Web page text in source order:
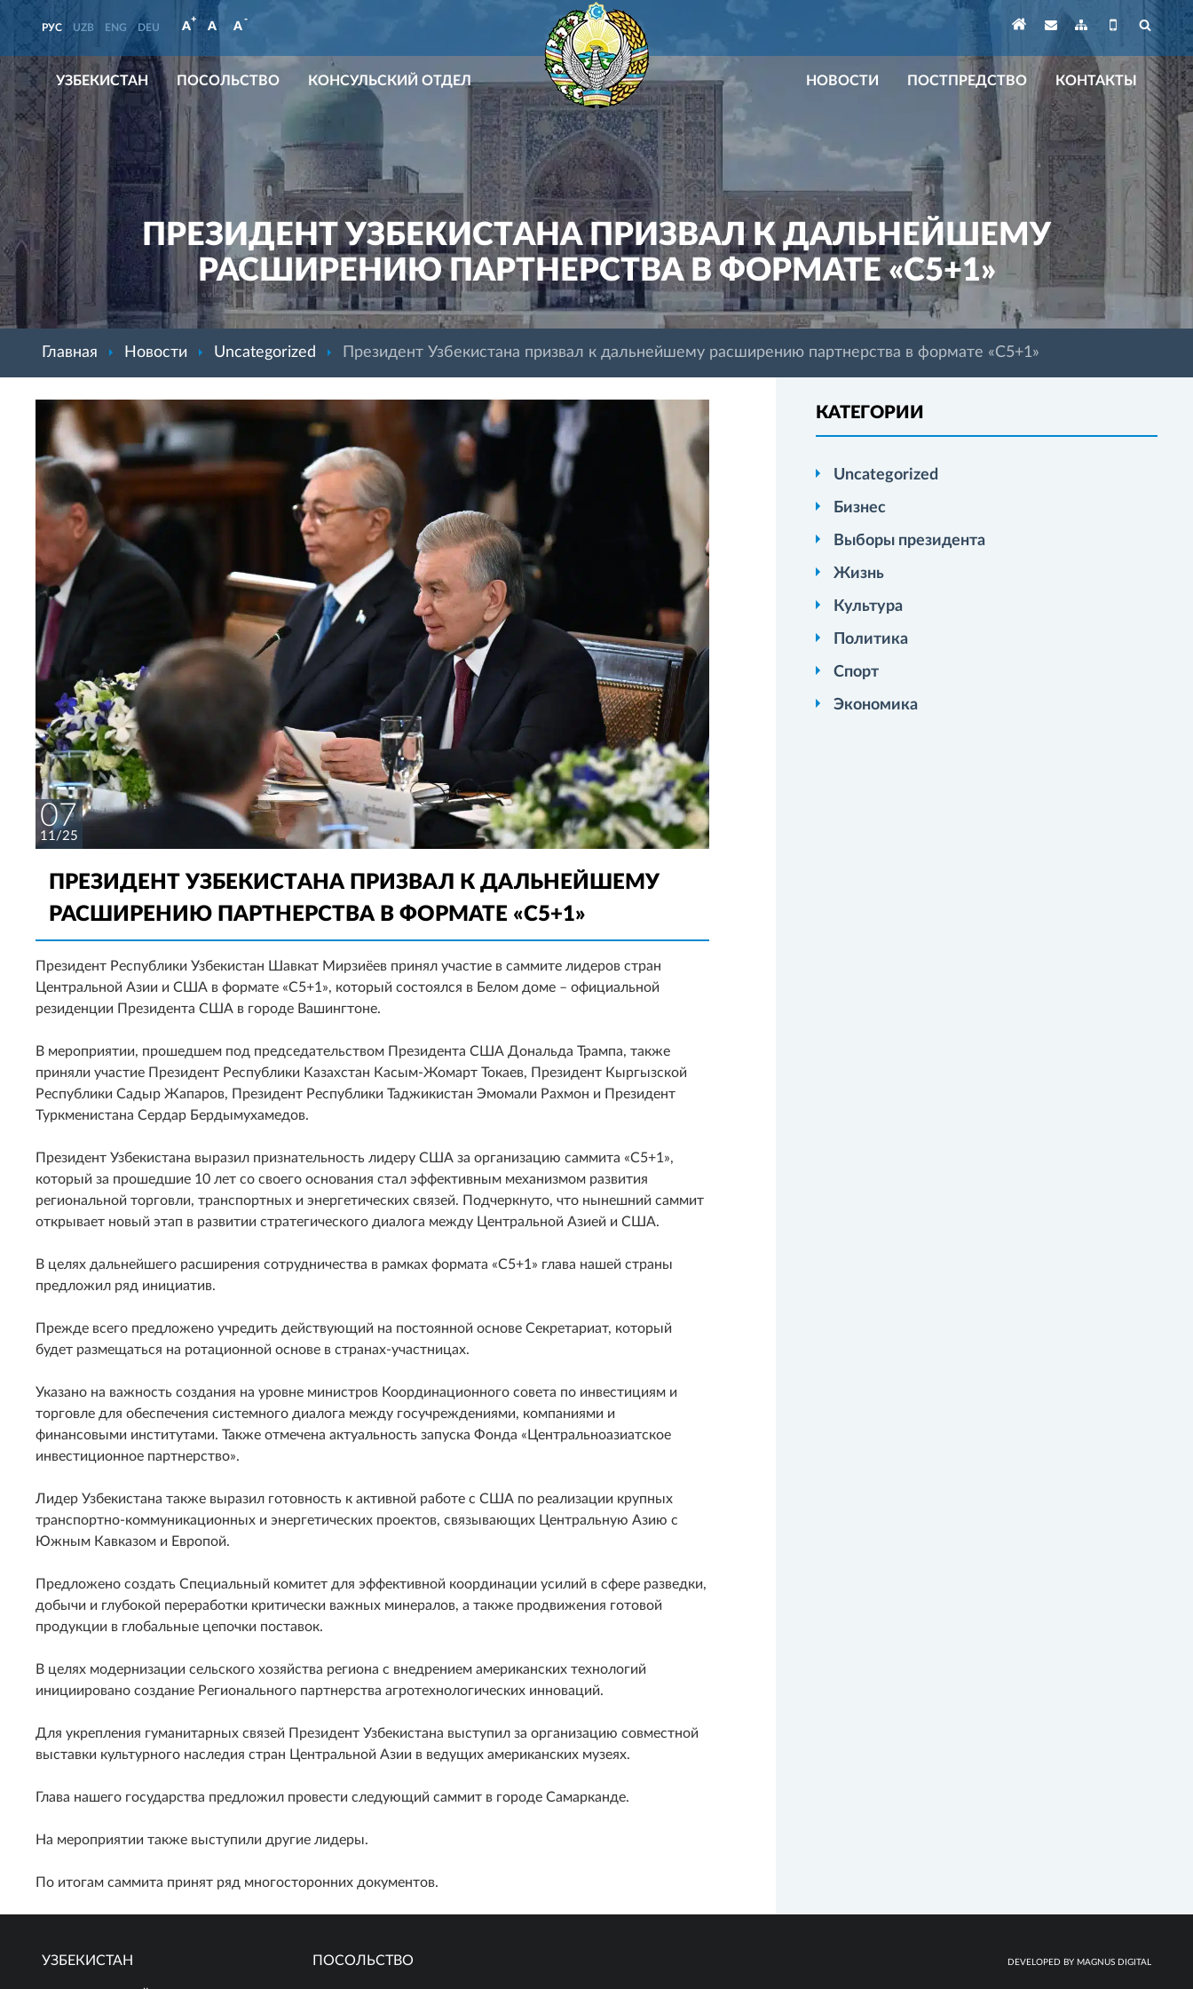
РУС UZB ENG DEU A
+
A A
-
УЗБЕКИСТАН ПОСОЛЬСТВО КОНСУЛЬСКИЙ ОТДЕЛ НОВОСТИ ПОСТПРЕДСТВО КОНТАКТЫ
ПРЕЗИДЕНТ УЗБЕКИСТАНА ПРИЗВАЛ К ДАЛЬНЕЙШЕМУ
РАСШИРЕНИЮ ПАРТНЕРСТВА В ФОРМАТЕ «С5+1»
Главная Новости Uncategorized Президент Узбекистана призвал к дальнейшему расширению партнерства в формате «С5+1»
07
11/25
ПРЕЗИДЕНТ УЗБЕКИСТАНА ПРИЗВАЛ К ДАЛЬНЕЙШЕМУ
РАСШИРЕНИЮ ПАРТНЕРСТВА В ФОРМАТЕ «С5+1»
Президент Республики Узбекистан Шавкат Мирзиёев принял участие в саммите лидеров стран
Центральной Азии и США в формате «C5+1», который состоялся в Белом доме – официальной
резиденции Президента США в городе Вашингтоне.
В мероприятии, прошедшем под председательством Президента США Дональда Трампа, также
приняли участие Президент Республики Казахстан Касым-Жомарт Токаев, Президент Кыргызской
Республики Садыр Жапаров, Президент Республики Таджикистан Эмомали Рахмон и Президент
Туркменистана Сердар Бердымухамедов.
Президент Узбекистана выразил признательность лидеру США за организацию саммита «С5+1»,
который за прошедшие 10 лет со своего основания стал эффективным механизмом развития
региональной торговли, транспортных и энергетических связей. Подчеркнуто, что нынешний саммит
открывает новый этап в развитии стратегического диалога между Центральной Азией и США.
В целях дальнейшего расширения сотрудничества в рамках формата «С5+1» глава нашей страны
предложил ряд инициатив.
Прежде всего предложено учредить действующий на постоянной основе Секретариат, который
будет размещаться на ротационной основе в странах-участницах.
Указано на важность создания на уровне министров Координационного совета по инвестициям и
торговле для обеспечения системного диалога между госучреждениями, компаниями и
финансовыми институтами. Также отмечена актуальность запуска Фонда «Центральноазиатское
инвестиционное партнерство».
Лидер Узбекистана также выразил готовность к активной работе с США по реализации крупных
транспортно-коммуникационных и энергетических проектов, связывающих Центральную Азию с
Южным Кавказом и Европой.
Предложено создать Специальный комитет для эффективной координации усилий в сфере разведки,
добычи и глубокой переработки критически важных минералов, а также продвижения готовой
продукции в глобальные цепочки поставок.
В целях модернизации сельского хозяйства региона с внедрением американских технологий
инициировано создание Регионального партнерства агротехнологических инноваций.
Для укрепления гуманитарных связей Президент Узбекистана выступил за организацию совместной
выставки культурного наследия стран Центральной Азии в ведущих американских музеях.
Глава нашего государства предложил провести следующий саммит в городе Самарканде.
На мероприятии также выступили другие лидеры.
По итогам саммита принят ряд многосторонних документов.
КАТЕГОРИИ
Uncategorized
Бизнес
Выборы президента
Жизнь
Культура
Политика
Спорт
Экономика
УЗБЕКИСТАН ПОСОЛЬСТВО DEVELOPED BY MAGNUS DIGITAL